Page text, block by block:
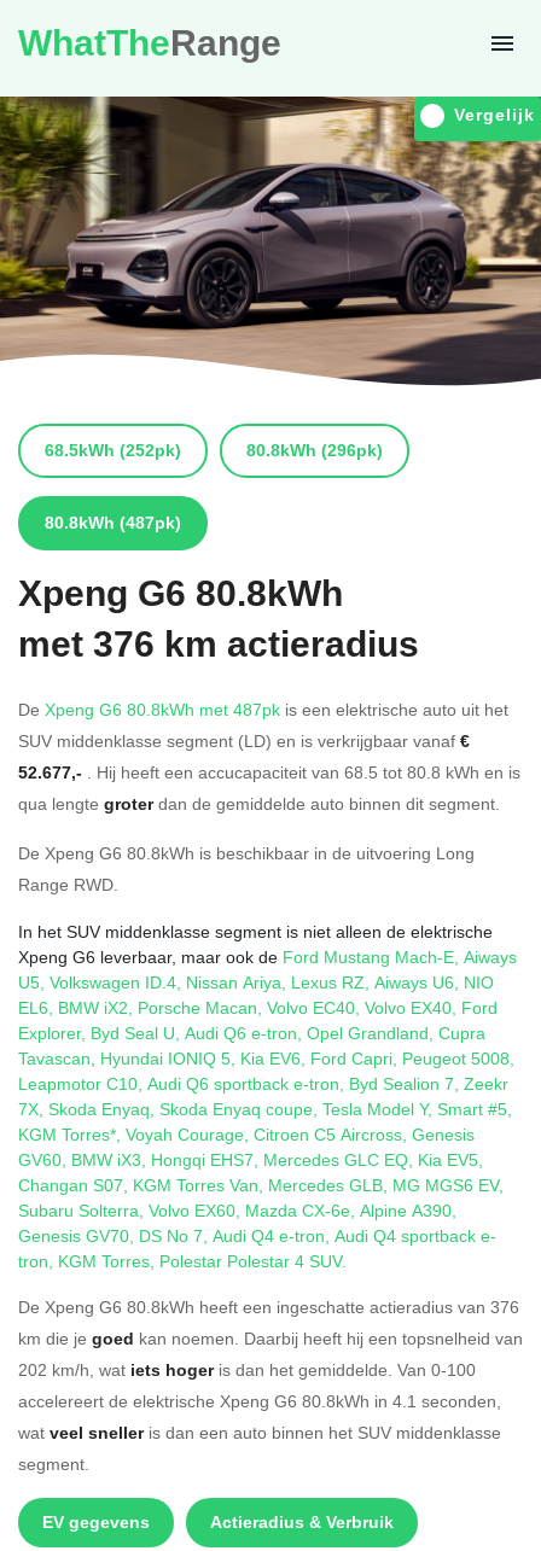
WhatTheRange
Vergelijk
68.5kWh (252pk) 80.8kWh (296pk)
80.8kWh (487pk)
Xpeng G6 80.8kWh
met 376 km actieradius
De Xpeng G6 80.8kWh met 487pk is een elektrische auto uit het
SUV middenklasse segment (LD) en is verkrijgbaar vanaf €
52.677,- . Hij heeft een accucapaciteit van 68.5 tot 80.8 kWh en is
qua lengte groterdan de gemiddelde auto binnen dit segment.
De Xpeng G6 80.8kWh is beschikbaar in de uitvoering Long
Range RWD.
In het SUV middenklasse segment is niet alleen de elektrische
Xpeng G6 leverbaar, maar ook de Ford Mustang Mach-E, Aiways
U5, Volkswagen ID.4, Nissan Ariya, Lexus RZ, Aiways U6, NIO
EL6, BMW iX2, Porsche Macan, Volvo EC40, Volvo EX40, Ford
Explorer, Byd Seal U, Audi Q6 e-tron, Opel Grandland, Cupra
Tavascan, Hyundai IONIQ 5, Kia EV6, Ford Capri, Peugeot 5008,
Leapmotor C10, Audi Q6 sportback e-tron, Byd Sealion 7, Zeekr
7X, Skoda Enyaq, Skoda Enyaq coupe, Tesla Model Y, Smart #5,
KGM Torres*, Voyah Courage, Citroen C5 Aircross, Genesis
GV60, BMW iX3, Hongqi EHS7, Mercedes GLC EQ, Kia EV5,
Changan S07, KGM Torres Van, Mercedes GLB, MG MGS6 EV,
Subaru Solterra, Volvo EX60, Mazda CX-6e, Alpine A390,
Genesis GV70, DS No 7, Audi Q4 e-tron, Audi Q4 sportback e-
tron, KGM Torres, Polestar Polestar 4 SUV.
De Xpeng G6 80.8kWh heeft een ingeschatte actieradius van 376
km die je goed kan noemen. Daarbij heeft hij een topsnelheid van
202 km/h, wat iets hogeris dan het gemiddelde. Van 0-100
accelereert de elektrische Xpeng G6 80.8kWh in 4.1 seconden,
wat veel snelleris dan een auto binnen het SUV middenklasse
segment.
EV gegevens Actieradius & Verbruik